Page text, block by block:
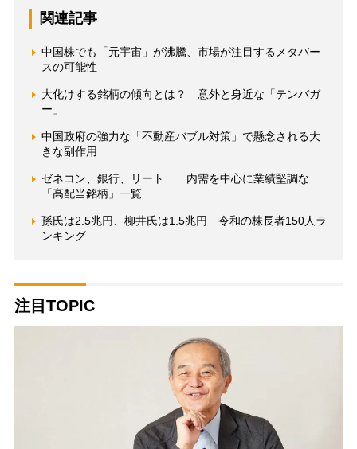
関連記事
中国株でも「元宇宙」が沸騰、市場が注目するメタバー
スの可能性
大化けする銘柄の傾向とは？ 意外と身近な「テンバガ
ー」
中国政府の強力な「不動産バブル対策」で懸念される大
きな副作用
ゼネコン、銀行、リート… 内需を中心に業績堅調な
「高配当銘柄」一覧
孫氏は2.5兆円、柳井氏は1.5兆円 令和の株長者150人ラ
ンキング
注目TOPIC